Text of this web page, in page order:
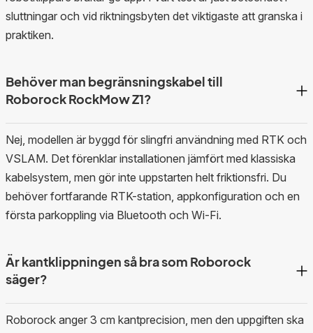
sluttningar och vid riktningsbyten det viktigaste att granska i
praktiken.
Behöver man begränsningskabel till
Roborock RockMow Z1?
Nej, modellen är byggd för slingfri användning med RTK och
VSLAM. Det förenklar installationen jämfört med klassiska
kabelsystem, men gör inte uppstarten helt friktionsfri. Du
behöver fortfarande RTK-station, appkonfiguration och en
första parkoppling via Bluetooth och Wi‑Fi.
Är kantklippningen så bra som Roborock
säger?
Roborock anger 3 cm kantprecision, men den uppgiften ska